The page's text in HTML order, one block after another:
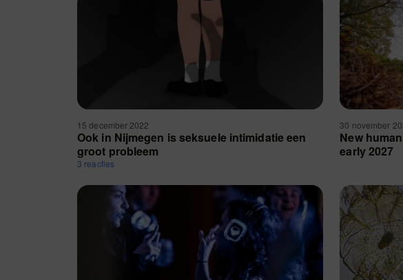
15 december 2022
Ook in Nijmegen is seksuele intimidatie een
groot probleem
3 reacties
30 november
New
early 2027